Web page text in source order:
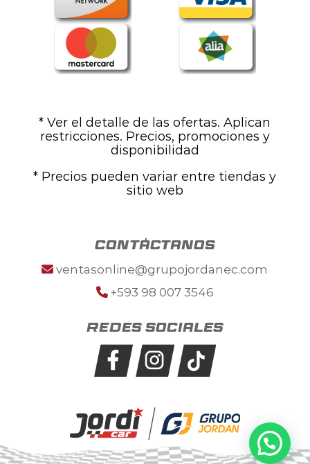
* Ver el detalle de las ofertas. Aplican
restricciones. Precios, promociones y
disponibilidad
* Precios pueden variar entre tiendas y
sitio web
contáctanos
ventasonline@grupojordanec.com
+593 98 007 3546
Redes sociales